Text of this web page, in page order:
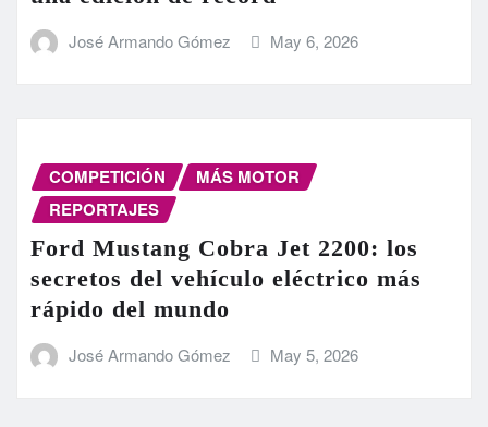
José Armando Gómez May 6, 2026
COMPETICIÓN
MÁS MOTOR
REPORTAJES
Ford Mustang Cobra Jet 2200: los
secretos del vehículo eléctrico más
rápido del mundo
José Armando Gómez May 5, 2026